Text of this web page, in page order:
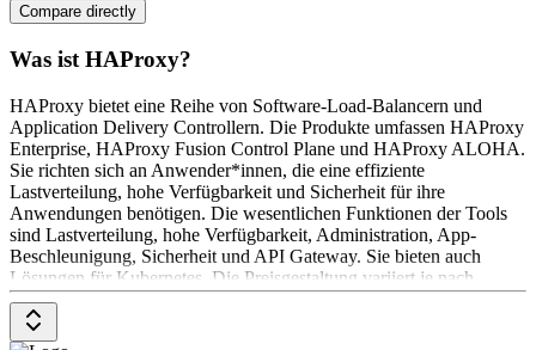
Compare directly
Was ist HAProxy?
HAProxy bietet eine Reihe von Software-Load-Balancern und
Application Delivery Controllern. Die Produkte umfassen HAProxy
Enterprise, HAProxy Fusion Control Plane und HAProxy ALOHA.
Sie richten sich an Anwender*innen, die eine effiziente
Lastverteilung, hohe Verfügbarkeit und Sicherheit für ihre
Anwendungen benötigen. Die wesentlichen Funktionen der Tools
sind Lastverteilung, hohe Verfügbarkeit, Administration, App-
Beschleunigung, Sicherheit und API Gateway. Sie bieten auch
Lösungen für Kubernetes. Die Preisgestaltung variiert je nach
Produkt und Nutzung. Für genaue Preisinformationen wenden Sie
sich bitte direkt an HAProxy Technologies.